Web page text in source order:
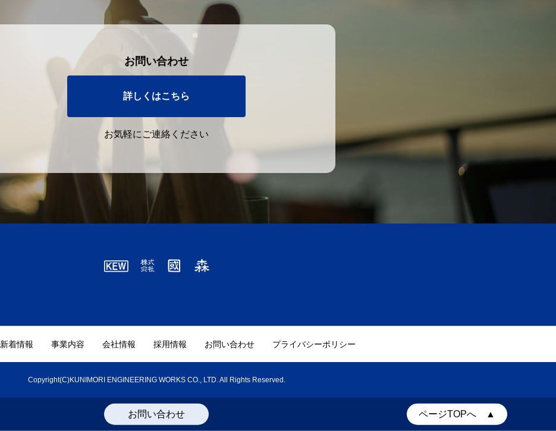
お問い合わせ
詳しくはこちら
お気軽にご連絡ください
新着情報 事業内容 会社情報 採用情報 お問い合わせ プライバシーポリシー
Copyright(C)KUNIMORI ENGINEERING WORKS CO., LTD. All Rights Reserved.
お問い合わせ ページTOPへ